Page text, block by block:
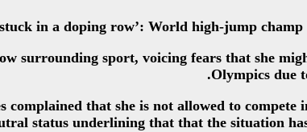
surrounding sport, voicing fears that she
Olympics due
that she is not allowed to compete
status underlining that that the situation